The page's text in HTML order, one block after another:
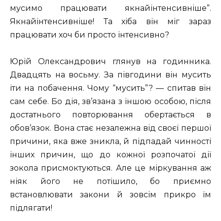
мусимо працювати якнайінтенсивніше”.
Якнайінтенсивніше! Та хіба він міг зараз
працювати хоч би просто інтенсивно?
Юрій Олександрович глянув на годинника.
Двадцять на восьму. За півгодини він мусить
іти на побачення. Чому “мусить”? — спитав він
сам себе. Бо дія, зв’язана з іншою особою, після
достатнього повторювання обертається в
обов’язок. Вона стає незалежна від своєї першої
причини, яка вже зникла, й підпадай чинності
інших причин, що до кожної розпочатої дії
зокола присмоктуються. Але це міркування аж
ніяк його не потішило, бо приємно
встановлювати закони й зовсім прикро їм
підлягати!